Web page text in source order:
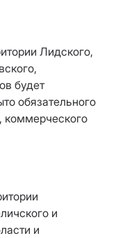
Лидского,
будет
обязательного
коммерческого
и
и